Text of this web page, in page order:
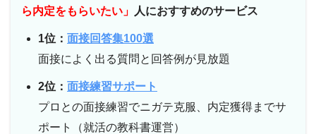
ら内定をもらいたい」
人におすすめのサービス
1位： 面接回答集100選
面接によく出る質問と回答例が見放題
2位： 面接練習サポート
プロとの面接練習でニガテ克服、内定獲得までサ
ポート（就活の教科書運営）